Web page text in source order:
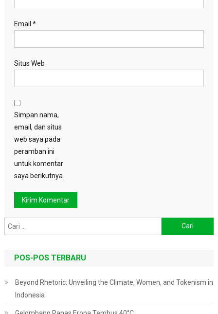
Email *
Situs Web
Simpan nama,
email, dan situs
web saya pada
peramban ini
untuk komentar
saya berikutnya.
untuk:
POS-POS TERBARU
Beyond Rhetoric: Unveiling the Climate, Women, and Tokenism in
Indonesia